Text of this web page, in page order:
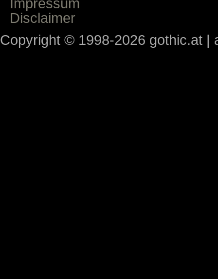
Disclaimer
Copyright © 1998-2026 gothic.at |